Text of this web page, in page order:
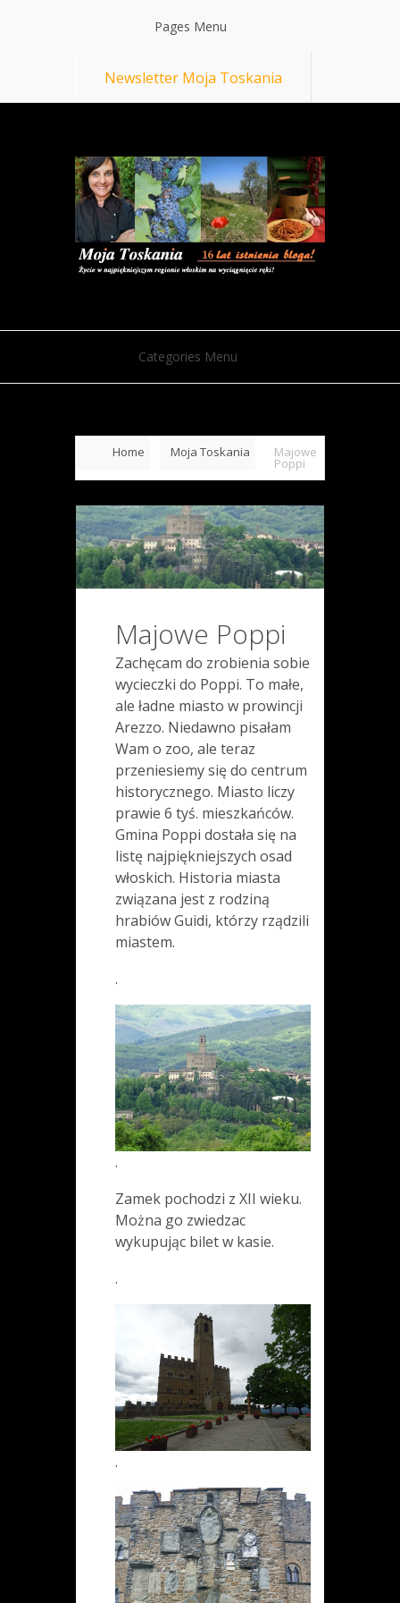
Pages Menu
Newsletter Moja Toskania
Categories Menu
Home Moja Toskania Majowe
Poppi
Majowe Poppi
Zachęcam do zrobienia sobie
wycieczki do Poppi. To małe,
ale ładne miasto w prowincji
Arezzo. Niedawno pisałam
Wam o zoo, ale teraz
przeniesiemy się do centrum
historycznego. Miasto liczy
prawie 6 tyś. mieszkańców.
Gmina Poppi dostała się na
listę najpiękniejszych osad
włoskich. Historia miasta
związana jest z rodziną
hrabiów Guidi, którzy rządzili
miastem.
.
.
Zamek pochodzi z XII wieku.
Można go zwiedzac
wykupując bilet w kasie.
.
.